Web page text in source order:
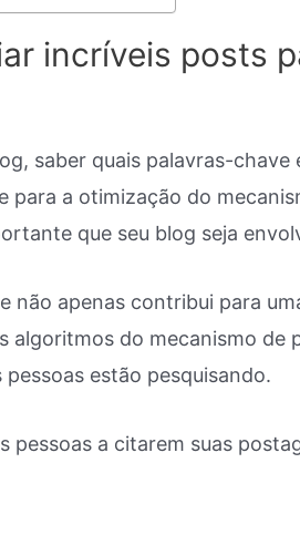
incríveis posts
saber quais palavras-chave
a otimização do
que seu blog seja
não apenas contribui para
algoritmos do mecanismo de
estão pesquisando.
pessoas a citarem suas